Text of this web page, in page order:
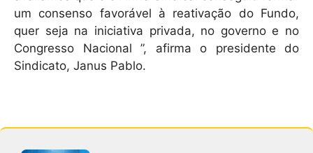
um consenso favorável à reativação do Fundo,
quer seja na iniciativa privada, no governo e no
Congresso Nacional ”, afirma o presidente do
Sindicato, Janus Pablo.